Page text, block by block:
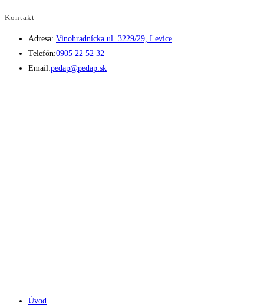
Kontakt
Adresa: Vinohradnícka ul. 3229/29, Levice
Telefón:0905 22 52 32
in
Email:pedap@pedap.skOpens
Úvod